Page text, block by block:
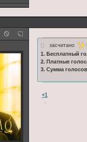
засчитано
1. Бесплатный
2. Платные
3. Сумма
+1